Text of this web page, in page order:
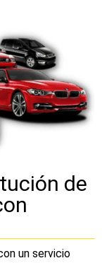
de
un servicio